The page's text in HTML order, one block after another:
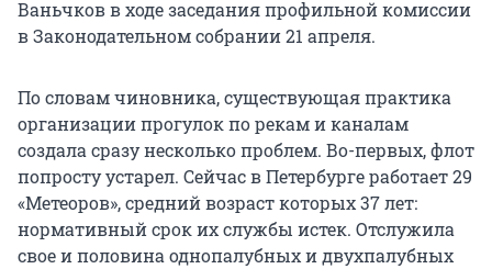
Ваньчков в ходе заседания профильной комиссии
в Законодательном собрании 21 апреля.
По словам чиновника, существующая практика
организации прогулок по рекам и каналам
создала сразу несколько проблем. Во-первых, флот
попросту устарел. Сейчас в Петербурге работает 29
«Метеоров», средний возраст которых 37 лет:
нормативный срок их службы истек. Отслужила
свое и половина однопалубных и двухпалубных